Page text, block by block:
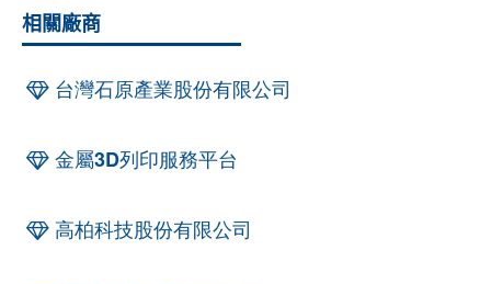
相關廠商
台灣石原產業股份有限公司
金屬3D列印服務平台
高柏科技股份有限公司